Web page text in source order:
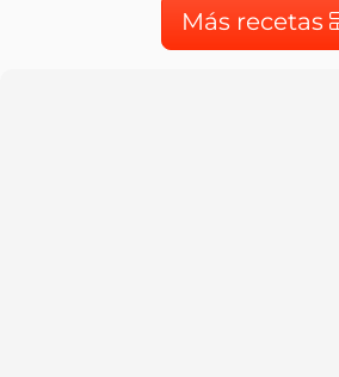
Más recetas